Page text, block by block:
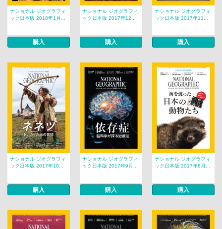
ナショナル ジオグラフィ
ック日本版 2018年1月...
購入
ナショナル ジオグラフィ
ック日本版 2017年12...
購入
ナショナル ジオグラフィ
ック日本版 2017年11...
購入
ナショナル ジオグラフィ
ック日本版 2017年10...
購入
ナショナル ジオグラフィ
ック日本版 2017年9月...
購入
ナショナル ジオグラフィ
ック日本版 2017年8月...
購入